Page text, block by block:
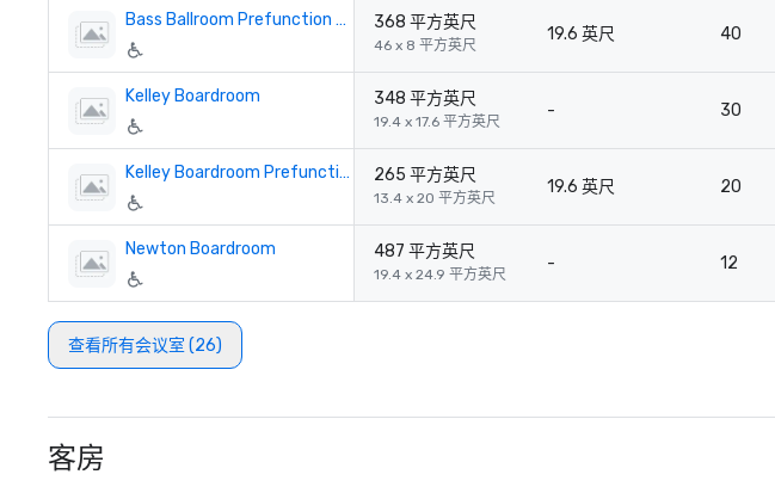
Bass Ballroom Prefunction Space 368 平方英尺
46 x 8 平方英尺
19.6 英尺 40
Kelley Boardroom 348 平方英尺
19.4 x 17.6 平方英尺
- 30
Kelley Boardroom Prefunction 265 平方英尺
13.4 x 20 平方英尺
19.6 英尺 20
Newton Boardroom 487 平方英尺
19.4 x 24.9 平方英尺
- 12
查看所有会议室 (26)
客房